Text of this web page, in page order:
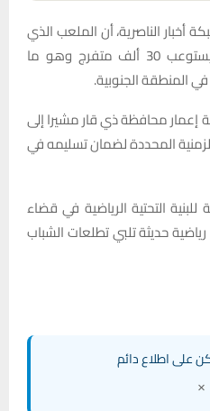
الناصرية، أن الملعب الذي
يقع شمال المحافظة صُمم ليستوعب 30 ألف متفرج وهو ما
المنطقة الجنوبية.
محافظة ذي قار مشيرا إلى
المحددة لضمان تسليمه في
التحتية الرياضية في قضاء
حديثة تلبي تطلعات الشباب
على اطلاع دائم
×